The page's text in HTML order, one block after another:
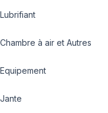
Lubrifiant
Chambre à air et Autres
Equipement
Jante